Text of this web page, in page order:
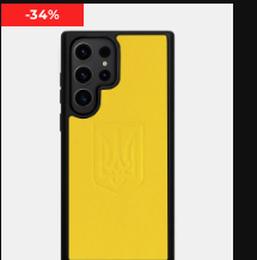
-34%